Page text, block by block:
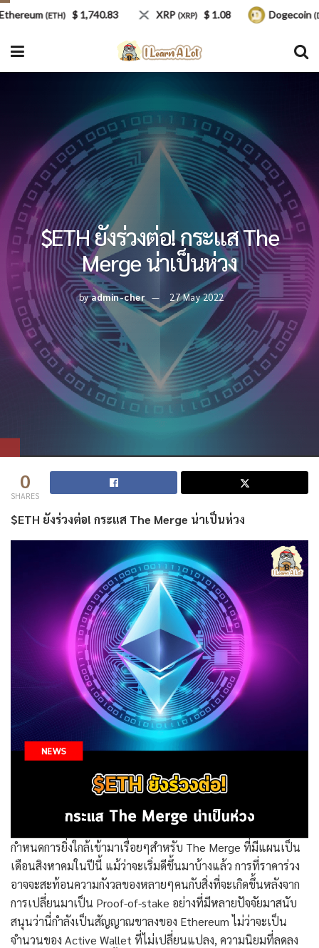
$ETH ยังร่วงต่อ! กระแส The
Merge น่าเป็นห่วง
by admin-cher 27 May 2022
0
SHARES
$ETH ยังร่วงต่อ! กระแส The Merge น่าเป็นห่วง
กำหนดการยิ่งใกล้เข้ามาเรื่อยๆสำหรับ The Merge ที่มีแผนเป็น
เดือนสิงหาคมในปีนี้ แม้ว่าจะเริ่มดีขึ้นมาบ้างแล้ว การที่ราคาร่วง
อาจจะสะท้อนความกังวลของหลายๆคนกับสิ่งที่จะเกิดขึ้นหลังจาก
การเปลี่ยนมาเป็น Proof-of-stake อย่างที่มีหลายปัจจัยมาสนับ
สนุนว่านี่กำลังเป็นสัญญาณขาลงของ Ethereum ไม่ว่าจะเป็น
จำนวนของ Active Wallet ที่ไม่เปลี่ยนแปลง, ความนิยมที่ลดลง
(ETH) $ 1,740.83 XRP(XRP) $ 1.08 Dogecoin